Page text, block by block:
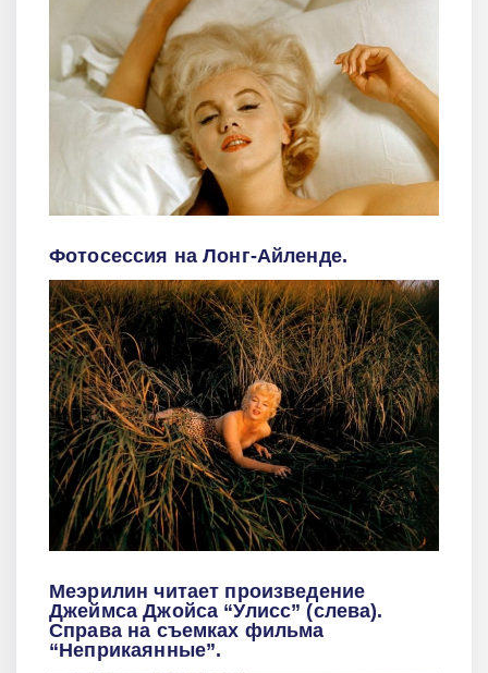
Фотосессия на Лонг-Айленде.
Меэрилин читает произведение
Джеймса Джойса “Улисс” (слева).
Справа на съемках фильма
“Неприкаянные”.